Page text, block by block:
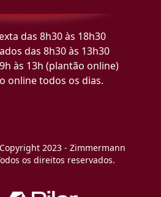
das 8h30 às 18h30
das 8h30 às 13h30
às 13h (plantão online)
online todos os dias.
2023 - Zimmermann
os direitos reservados.